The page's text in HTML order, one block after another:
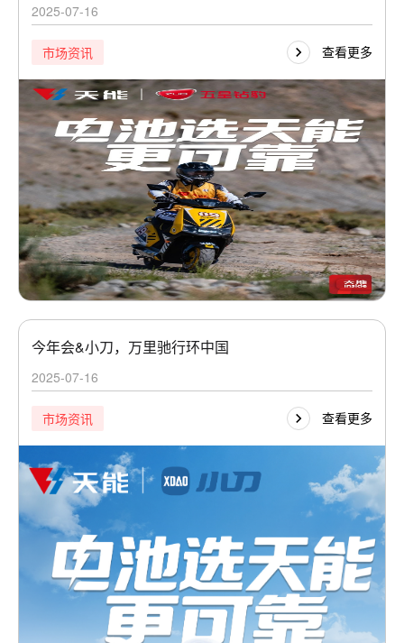
2025-07-16
市场资讯 查看更多
今年会&小刀，万里驰行环中国
2025-07-16
市场资讯 查看更多